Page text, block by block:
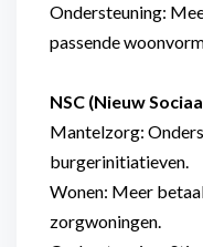
Ondersteuning:
passende
NSC (Nieuw
Mantelzorg:
burgerinitiatieven.
Wonen: Meer
zorgwoningen.